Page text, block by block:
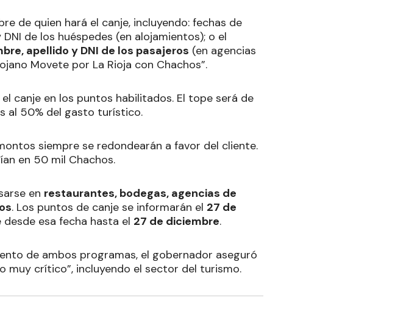
de quien hará el canje, incluyendo: fechas de
de los huéspedes (en alojamientos); o el
apellido y DNI de los pasajeros (en agencias
Movete por La Rioja con Chachos”.
canje en los puntos habilitados. El tope será de
al 50% del gasto turístico.
siempre se redondearán a favor del cliente.
en 50 mil Chachos.
en restaurantes, bodegas, agencias de
. Los puntos de canje se informarán el 27 de
esa fecha hasta el 27 de diciembre.
de ambos programas, el gobernador aseguró
muy crítico”, incluyendo el sector del turismo.